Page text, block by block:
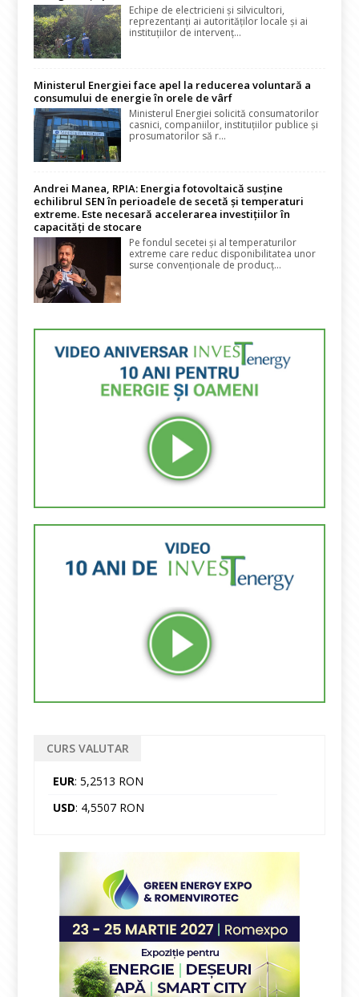
Echipe de electricieni și silvicultori,
reprezentanți ai autorităților locale și ai
instituțiilor de intervenț...
Ministerul Energiei face apel la reducerea voluntară a
consumului de energie în orele de vârf
Ministerul Energiei solicită consumatorilor
casnici, companiilor, instituțiilor publice și
prosumatorilor să r...
Andrei Manea, RPIA: Energia fotovoltaică susține
echilibrul SEN în perioadele de secetă și temperaturi
extreme. Este necesară accelerarea investițiilor în
capacități de stocare
Pe fondul secetei și al temperaturilor
extreme care reduc disponibilitatea unor
surse convenționale de producț...
CURS VALUTAR
EUR: 5,2513 RON
USD: 4,5507 RON